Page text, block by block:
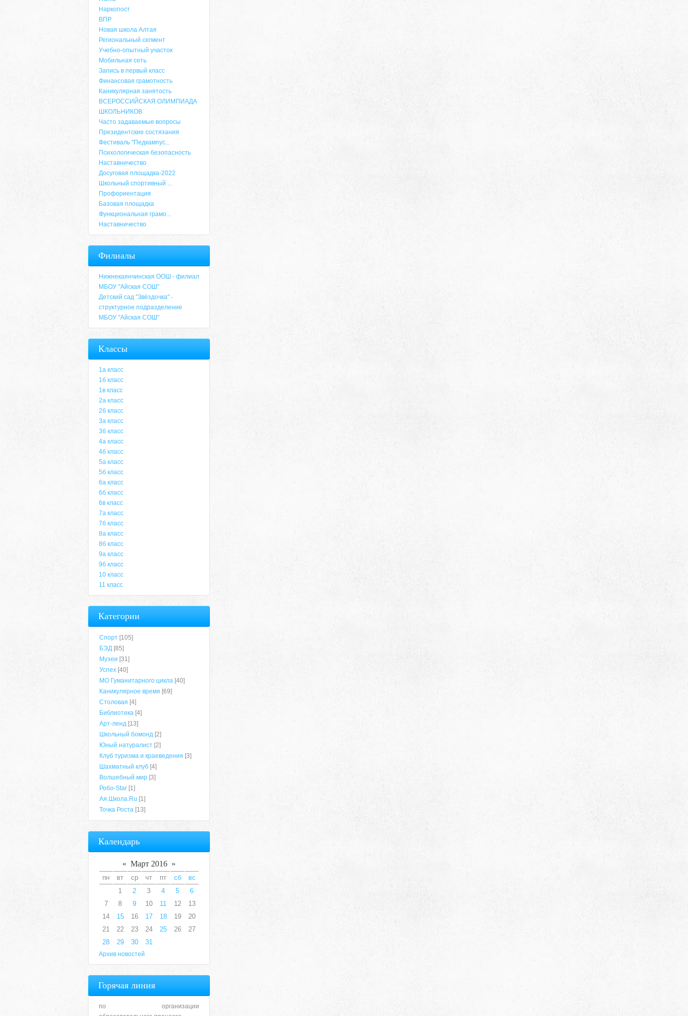
6-49, электронный адрес: aja_70@mail.ru
Адрес
Наркопост
ВПР
Новая школа Алтая
Региональный сегмент
Учебно-опытный участок
Мобильная сеть
Запись в первый класс
Финансовая грамотность
Каникулярная занятость
ВСЕРОССИЙСКАЯ ОЛИМПИАДА
ШКОЛЬНИКОВ
Часто задаваемые вопросы
Президентские состязания
Фестиваль "Педкампус...
Психологическая безопасность
Наставничество
Досуговая площадка-2022
Школьный спортивный ...
Профориентация
Базовая площадка
Функциональная грамо...
Наставничество
Филиалы
Нижнекаянчинская ООШ - филиал
МБОУ "Айская СОШ"
Детский сад "Звёздочка" -
структурное подразделение
МБОУ "Айская СОШ"
Классы
1а класс
1б класс
1в класс
2а класс
2б класс
3а класс
3б класс
4а класс
4б класс
5а класс
5б класс
6а класс
6б класс
6в класс
7а класс
7б класс
8а класс
8б класс
9а класс
9б класс
10 класс
11 класс
Категории
Спорт [105]
БЭД [85]
Музеи [31]
Успех [40]
МО Гуманитарного цикла [40]
Каникулярное время [69]
Столовая [4]
Библиотека [4]
Арт-ленд [13]
Школьный бомонд [2]
Юный натуралист [2]
Клуб туризма и краеведения [3]
Шахматный клуб [4]
Волшебный мир [3]
Робо-Star [1]
Ая.Школа.Ru [1]
Точка Роста [13]
Календарь
« Март 2016 »
пн вт ср чт пт сб
вс
1
2 3 4 5
6
7
8 9 10 11 12
13
14
15 16 17 18 19
20
21
22 23 24 25 26
27
28
29 30 31
Архив новостей
Горячая линия
по организации